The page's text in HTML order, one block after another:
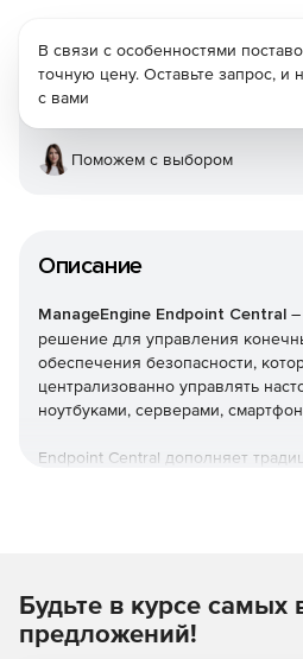
Описание
ManageEngine Endpoint Central
решение для управления
обеспечения безопасности,
централизованно управлять
ноутбуками, серверами,
Endpoint Central дополняет
образов и развертывание ОС.
позволяет управлять активами и
отслеживать статистику
В связи с особенностями
точную цену. Оставьте запрос,
с вами
Поможем с выбором
Будьте в курсе самых
предложений!